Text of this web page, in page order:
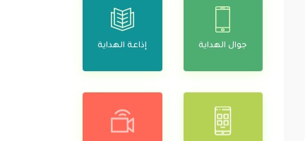
جوال الهداية إذاعة الهداية